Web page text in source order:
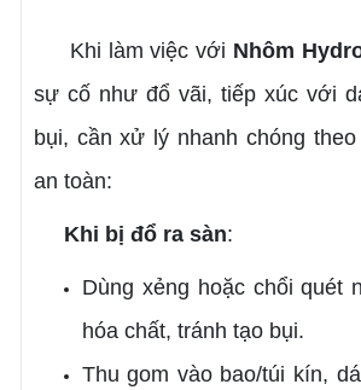
Khi làm việc với Nhôm
sự cố như đổ vãi, tiếp xúc với
bụi, cần xử lý nhanh chóng
an toàn:
Khi bị đổ ra sàn:
Dùng xẻng hoặc chổi quét
hóa chất, tránh tạo bụi.
Thu gom vào bao/túi kín,